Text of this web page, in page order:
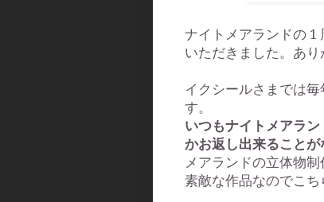
ナイトメアランドの 1
いただきました。あ
イクシールさまでは
す。
いつもナイトメアラ
かお返し出来ることが
メアランドの立体物制
素敵な作品なのでこち